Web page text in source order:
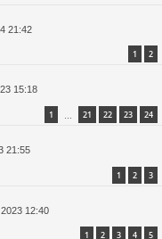
21:42
1 2
15:18
1 21 22 23 24
21:55
1 2 3
12:40
1 2 3 4 5